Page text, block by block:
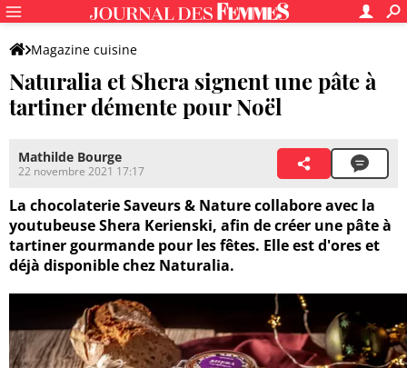
Magazine cuisine
Naturalia et Shera signent une pâte à
tartiner démente pour Noël
Mathilde Bourge
22 novembre 2021 17:17
La chocolaterie Saveurs & Nature collabore avec la
youtubeuse Shera Kerienski, afin de créer une pâte à
tartiner gourmande pour les fêtes. Elle est d'ores et
déjà disponible chez Naturalia.